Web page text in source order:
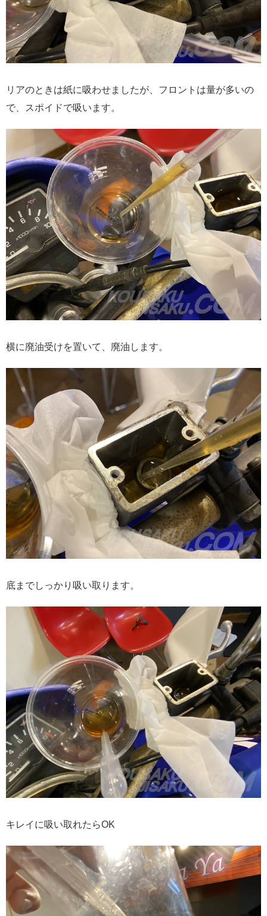
リアのときは紙に吸わせましたが、フロントは量が多いの
で、スポイドで吸います。
横に廃油受けを置いて、廃油します。
底までしっかり吸い取ります。
キレイに吸い取れたらOK